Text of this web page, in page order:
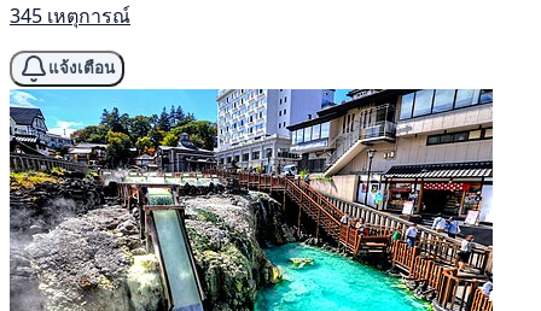
345 เหตุการณ์
แจ้งเตือน